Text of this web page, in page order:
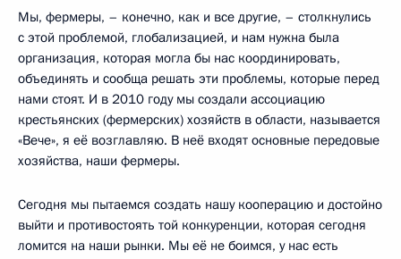
Мы, фермеры, – конечно, как и все другие, – столкнулись
с этой проблемой, глобализацией, и нам нужна была
организация, которая могла бы нас координировать,
объединять и сообща решать эти проблемы, которые перед
нами стоят. И в 2010 году мы создали ассоциацию
крестьянских (фермерских) хозяйств в области, называется
«Вече», я её возглавляю. В неё входят основные передовые
хозяйства, наши фермеры.
Сегодня мы пытаемся создать нашу кооперацию и достойно
выйти и противостоять той конкуренции, которая сегодня
ломится на наши рынки. Мы её не боимся, у нас есть